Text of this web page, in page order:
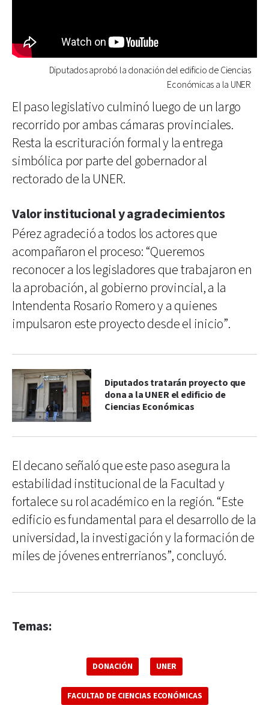
Diputados aprobó la donación del edificio de Ciencias
Económicas a la UNER
El paso legislativo culminó luego de un largo
recorrido por ambas cámaras provinciales.
Resta la escrituración formal y la entrega
simbólica por parte del gobernador al
rectorado de la UNER.
Valor institucional y agradecimientos
Pérez agradeció a todos los actores que
acompañaron el proceso: “Queremos
reconocer a los legisladores que trabajaron en
la aprobación, al gobierno provincial, a la
Intendenta Rosario Romero y a quienes
impulsaron este proyecto desde el inicio”.
Diputados tratarán proyecto que
dona a la UNER el edificio de
Ciencias Económicas
El decano señaló que este paso asegura la
estabilidad institucional de la Facultad y
fortalece su rol académico en la región. “Este
edificio es fundamental para el desarrollo de la
universidad, la investigación y la formación de
miles de jóvenes entrerrianos”, concluyó.
Temas:
DONACIÓN UNER
FACULTAD DE CIENCIAS ECONÓMICAS